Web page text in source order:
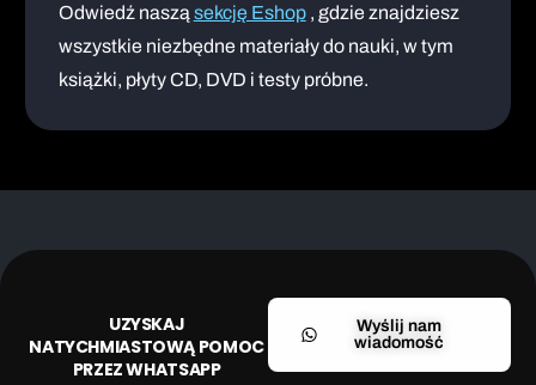
Odwiedź naszą sekcję Eshop , gdzie znajdziesz
wszystkie niezbędne materiały do nauki, w tym
książki, płyty CD, DVD i testy próbne.
UZYSKAJ
NATYCHMIASTOWĄ POMOC
PRZEZ WHATSAPP
Wyślij nam
wiadomość